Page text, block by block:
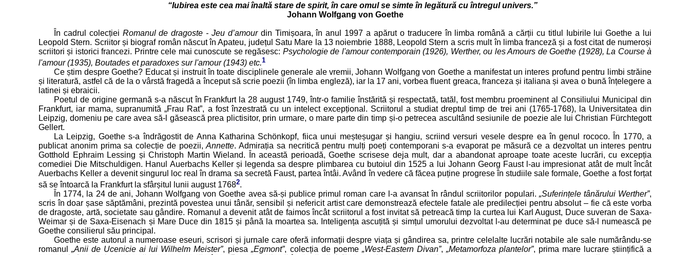
“Iubirea este cea mai înaltă stare de spirit, în care omul se simte în legătură cu întregul univers.”
Johann Wolfgang von Goethe
În cadrul colecției Romanul de dragoste - Jeu d’amourdin Timișoara, în anul 1997 a apărut o traducere în limba română a cărții cu titlul Iubirile lui Goethe a lui
Leopold Stern. Scriitor și biograf român născut în Apateu, județul Satu Mare la 13 noiembrie 1888, Leopold Stern a scris mult în limba franceză și a fost citat de numeroși
scriitori și istorici francezi. Printre cele mai cunoscute se regăsesc: Psychologie de l'amour contemporain (1926), Werther, ou les Amours de Goethe (1928), La Course à
l'amour (1935), Boutades et paradoxes sur l'amour (1943) etc.1
Ce știm despre Goethe? Educat și instruit în toate disciplinele generale ale vremii, Johann Wolfgang von Goethe a manifestat un interes profund pentru limbi străine
și literatură, astfel că de la o vârstă fragedă a început să scrie poezii (în limba engleză), iar la 17 ani, vorbea fluent greaca, franceza și italiana și avea o bună înțelegere a
latinei și ebraicii.
Poetul de origine germană s-a născut în Frankfurt la 28 august 1749, într-o familie înstărită și respectată, tatăl, fost membru proeminent al Consiliului Municipal din
Frankfurt, iar mama, supranumită „Frau Rat”, a fost înzestrată cu un intelect excepțional. Scriitorul a studiat dreptul timp de trei ani (1765-1768), la Universitatea din
Leipzig, domeniu pe care avea să-l găsească prea plictisitor, prin urmare, o mare parte din timp și-o petrecea ascultând sesiunile de poezie ale lui Christian Fürchtegott
Gellert.
La Leipzig, Goethe s-a îndrăgostit de Anna Katharina Schönkopf, fiica unui meșteșugar și hangiu, scriind versuri vesele despre ea în genul rococo. În 1770, a
publicat anonim prima sa colecție de poezii,Annette. Admirația sa necritică pentru mulți poeți contemporani s-a evaporat pe măsură ce a dezvoltat un interes pentru
Gotthold Ephraim Lessing și Christoph Martin Wieland. În această perioadă, Goethe scrisese deja mult, dar a abandonat aproape toate aceste lucrări, cu excepția
comediei Die Mitschuldigen. Hanul Auerbachs Keller și legenda sa despre plimbarea cu butoiul din 1525 a lui Johann Georg Faust l-au impresionat atât de mult încât
Auerbachs Keller a devenit singurul loc real în drama sa secretă Faust, partea întâi. Având în vedere că făcea puține progrese în studiile sale formale, Goethe a fost forțat
să se întoarcă la Frankfurt la sfârșitul lunii august 17682.
În 1774, la 24 de ani, Johann Wolfgang von Goethe avea să-și publice primul roman care l-a avansat în rândul scriitorilor populari. „Suferințele tânărului Werther”,
scris în doar șase săptămâni, prezintă povestea unui tânăr, sensibil și nefericit artist care demonstrează efectele fatale ale predilecției pentru absolut – fie că este vorba
de dragoste, artă, societate sau gândire. Romanul a devenit atât de faimos încât scriitorul a fost invitat să petreacă timp la curtea lui Karl August, Duce suveran de Saxa-
Weimar și de Saxa-Eisenach și Mare Duce din 1815 și până la moartea sa. Inteligența ascuțită și simțul umorului dezvoltat l-au determinat pe duce să-l numească pe
Goethe consilierul său principal.
Goethe este autorul a numeroase eseuri, scrisori și jurnale care oferă informații despre viața și gândirea sa, printre celelalte lucrări notabile ale sale numărându-se
romanul„Anii de Ucenicie ai lui Wilhelm Meister”, piesa„Egmont”, colecția de poeme „West-Eastern Divan”, „Metamorfoza plantelor”, prima mare lucrare științifică a